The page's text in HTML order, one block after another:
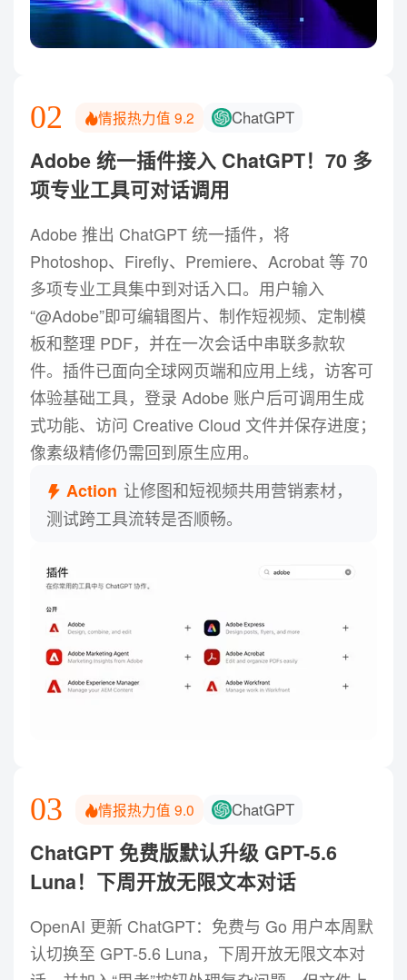
02 情报热力值9.2 ChatGPT
Adobe 统一插件接入 ChatGPT！70 多
项专业工具可对话调用
Adobe 推出 ChatGPT 统一插件，将
Photoshop、Firefly、Premiere、Acrobat 等 70
多项专业工具集中到对话入口。用户输入
“@Adobe”即可编辑图片、制作短视频、定制模
板和整理 PDF，并在一次会话中串联多款软
件。插件已面向全球网页端和应用上线，访客可
体验基础工具，登录 Adobe 账户后可调用生成
式功能、访问 Creative Cloud 文件并保存进度；
像素级精修仍需回到原生应用。
Action 让修图和短视频共用营销素材，
测试跨工具流转是否顺畅。
03 情报热力值9.0 ChatGPT
ChatGPT 免费版默认升级 GPT-5.6
Luna！下周开放无限文本对话
OpenAI 更新 ChatGPT：免费与 Go 用户本周默
认切换至 GPT-5.6 Luna，下周开放无限文本对